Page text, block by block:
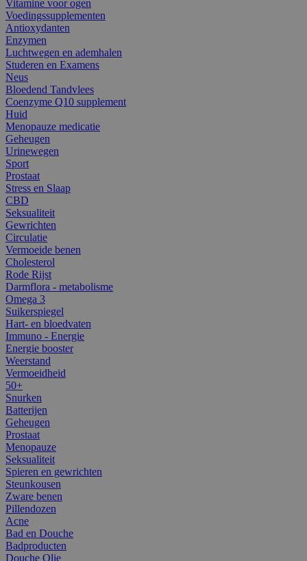
Vitamine voor ogen
Voedingssupplementen
Antioxydanten
Enzymen
Luchtwegen en ademhalen
Studeren en Examens
Neus
Bloedend Tandvlees
Coenzyme Q10 supplement
Huid
Menopauze medicatie
Geheugen
Urinewegen
Sport
Prostaat
Stress en Slaap
CBD
Seksualiteit
Gewrichten
Circulatie
Vermoeide benen
Cholesterol
Rode Rijst
Darmflora - metabolisme
Omega 3
Suikerspiegel
Hart- en bloedvaten
Immuno - Energie
Energie booster
Weerstand
Vermoeidheid
50+
Snurken
Batterijen
Geheugen
Prostaat
Menopauze
Seksualiteit
Spieren en gewrichten
Steunkousen
Zware benen
Pillendozen
Acne
Bad en Douche
Badproducten
Douche Olie